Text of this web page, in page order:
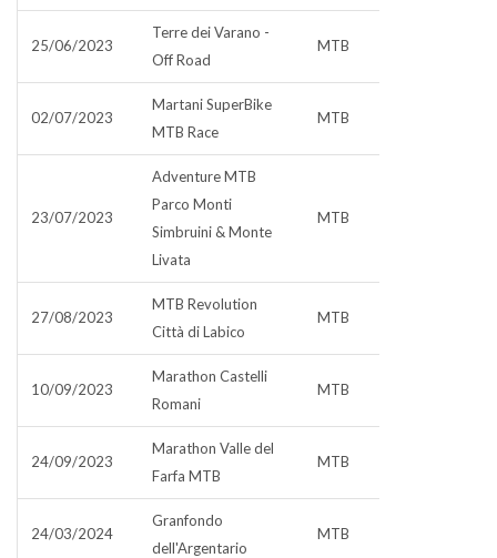
25/06/2023
Terre dei Varano -
Off Road
MTB
02/07/2023
Martani SuperBike
MTB Race
MTB
23/07/2023
Adventure MTB
Parco Monti
Simbruini & Monte
Livata
MTB
27/08/2023
MTB Revolution
Città di Labico
MTB
10/09/2023
Marathon Castelli
Romani
MTB
24/09/2023
Marathon Valle del
Farfa MTB
MTB
24/03/2024
Granfondo
dell'Argentario
MTB